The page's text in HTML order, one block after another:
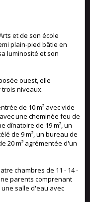
et de son école
plain-pied bâtie en
luminosité et son
ouest, elle
trois niveaux.
de 10 m² avec vide
une cheminée feu de
dînatoire de 19 m², un
de 9 m², un bureau de
20 m² agrémentée d'un
chambres de 11 - 14 -
parents comprenant
une salle d'eau avec